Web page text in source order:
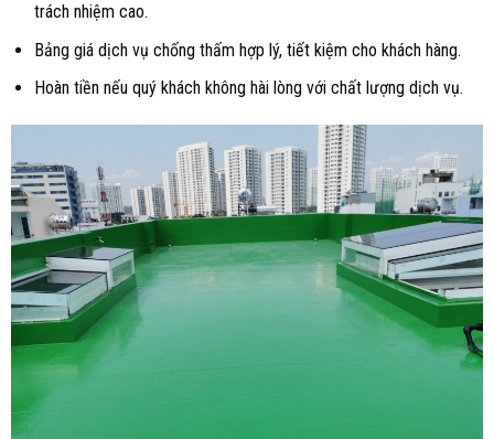
trách nhiệm cao.
Bảng giá dịch vụ chống thấm hợp lý, tiết kiệm cho khách hàng.
Hoàn tiền nếu quý khách không hài lòng với chất lượng dịch vụ.